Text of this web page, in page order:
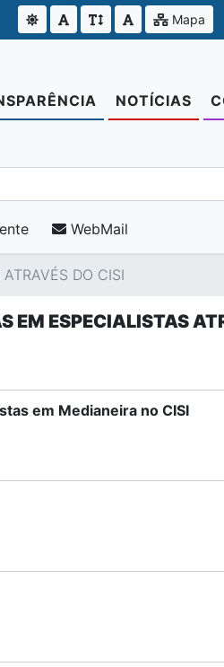
Mapa
NOTÍCIAS
WebMail
DO CISI
EM ESPECIALISTAS
em Medianeira no CISI